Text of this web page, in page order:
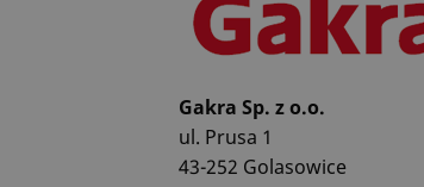
Gakra Sp. z o.o.
ul. Prusa 1
43-252 Golasowice